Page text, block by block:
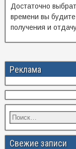
Достаточно
времени вы
получения и
Реклама
Свежие записи